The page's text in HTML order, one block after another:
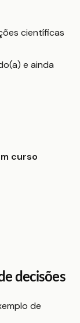
científicas
e ainda
curso
decisões
de